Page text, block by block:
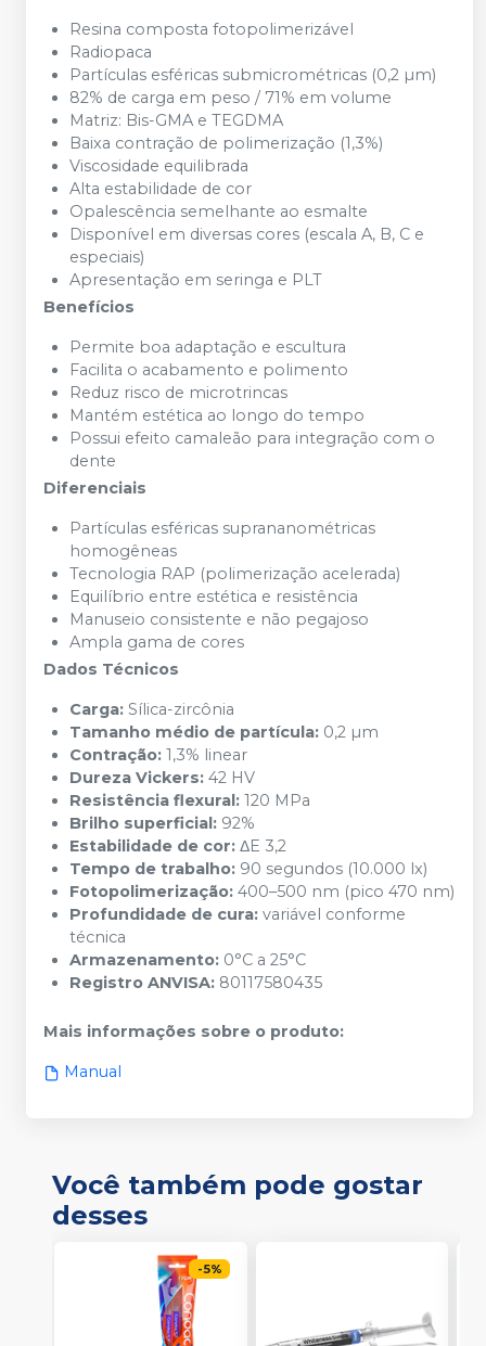
Resina composta fotopolimerizável
Radiopaca
Partículas esféricas submicrométricas (0,2 µm)
82% de carga em peso / 71% em volume
Matriz: Bis-GMA e TEGDMA
Baixa contração de polimerização (1,3%)
Viscosidade equilibrada
Alta estabilidade de cor
Opalescência semelhante ao esmalte
Disponível em diversas cores (escala A, B, C e
especiais)
Apresentação em seringa e PLT
Benefícios
Permite boa adaptação e escultura
Facilita o acabamento e polimento
Reduz risco de microtrincas
Mantém estética ao longo do tempo
Possui efeito camaleão para integração com o
dente
Diferenciais
Partículas esféricas suprananométricas
homogêneas
Tecnologia RAP (polimerização acelerada)
Equilíbrio entre estética e resistência
Manuseio consistente e não pegajoso
Ampla gama de cores
Dados Técnicos
Carga: Sílica-zircônia
Tamanho médio de partícula: 0,2 µm
Contração: 1,3% linear
Dureza Vickers: 42 HV
Resistência flexural: 120 MPa
Brilho superficial: 92%
Estabilidade de cor: ΔE 3,2
Tempo de trabalho: 90 segundos (10.000 lx)
Fotopolimerização: 400–500 nm (pico 470 nm)
Profundidade de cura: variável conforme
técnica
Armazenamento: 0°C a 25°C
Registro ANVISA: 80117580435
Mais informações sobre o produto:
Manual
Você também pode gostar
desses
-5%